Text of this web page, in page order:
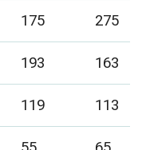
175
275
193
163
119
113